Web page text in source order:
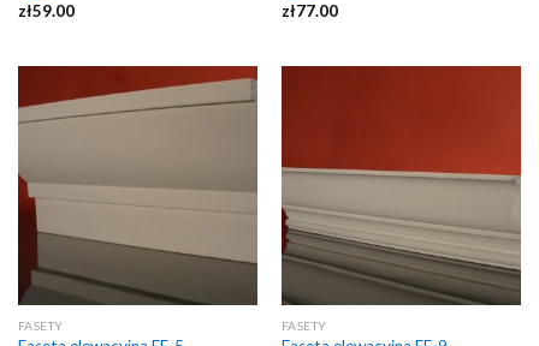
zł59.00
zł77.00
FASETY FASETY